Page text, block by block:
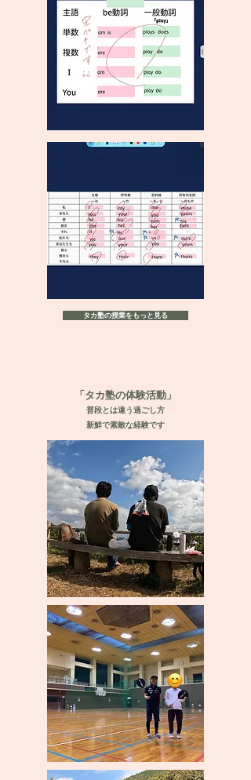
タカ塾の授業をもっと見る
「タカ塾の体験活動」
​普段とは違う過ごし方
​新鮮で素敵な経験です